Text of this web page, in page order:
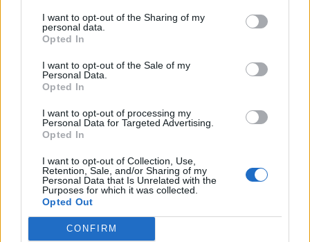
I want to opt-out of the Sharing of my
personal data.
Opted In
I want to opt-out of the Sale of my
Personal Data.
Opted In
I want to opt-out of processing my
Personal Data for Targeted Advertising.
Opted In
I want to opt-out of Collection, Use,
Retention, Sale, and/or Sharing of my
Personal Data that Is Unrelated with the
Purposes for which it was collected.
Opted Out
CONFIRM
Příbram modernizuje parkovací automaty.
Přibudou i tři nové poblíž Svaté Hory
Zpravodajství
Středočeský kraj upravil pravidla soutěže.
vzniku odpadu